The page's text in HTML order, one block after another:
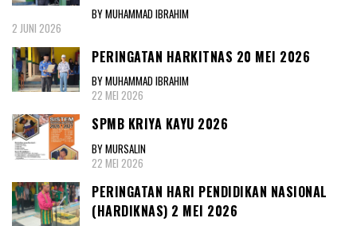
BY MUHAMMAD IBRAHIM
2 JUNI 2026
PERINGATAN HARKITNAS 20 MEI 2026
BY MUHAMMAD IBRAHIM
22 MEI 2026
SPMB KRIYA KAYU 2026
BY MURSALIN
22 MEI 2026
PERINGATAN HARI PENDIDIKAN NASIONAL
(HARDIKNAS) 2 MEI 2026